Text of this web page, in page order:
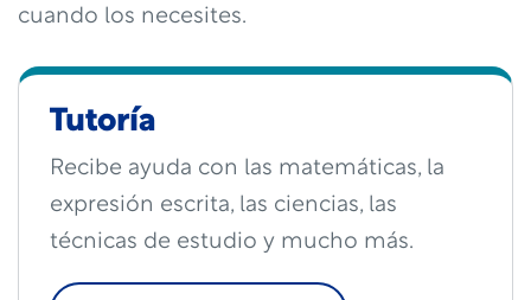
cuando los necesites.
Tutoría
Recibe ayuda con las matemáticas, la
expresión escrita, las ciencias, las
técnicas de estudio y mucho más.